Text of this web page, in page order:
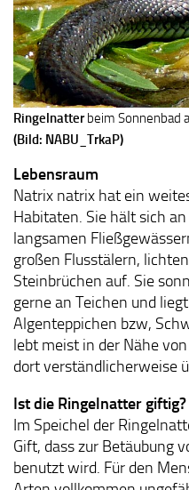
Ringelnatterbeim Sonnenbad
(Bild: NABU_TrkaP)
Lebensraum
Natrix natrix hat ein
Habitaten. Sie hält sich
langsamen
großen Flusstälern,
Steinbrüchen auf. Sie
gerne an Teichen und
Algenteppichen bzw,
lebt meist in der Nähe
dort verständlicherweise
Ist die Ringelnatter giftig?
Im Speichel der
Gift, dass zur Betäubung
benutzt wird. Für den